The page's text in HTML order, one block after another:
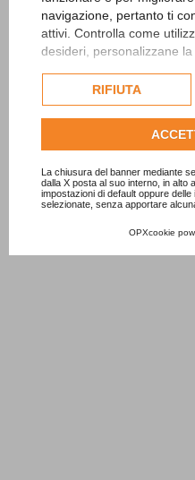
navigazione, pertanto ti
attivi. Controlla come
desideri, personalizzane
esclusivamente previa
dell'utente.
Consulta l'informativa
RIFIUTA
La chiusura del banner mediante
dalla X posta al suo interno, in alto
impostazioni di default oppure
selezionate, senza apportare
OPXcookie